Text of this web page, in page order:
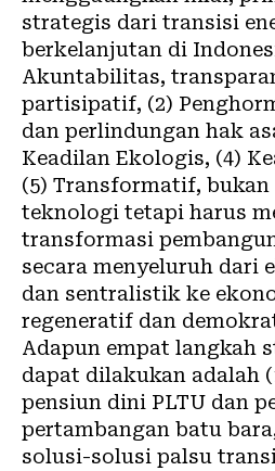
strategis dari transisi
berkelanjutan di
Akuntabilitas,
partisipatif, (2)
dan perlindungan hak
Keadilan Ekologis, (4)
(5) Transformatif,
teknologi tetapi harus
transformasi
secara menyeluruh dari
dan sentralistik ke
regeneratif dan
Adapun empat langkah
dapat dilakukan adalah
pensiun dini PLTU dan
pertambangan batu
solusi-solusi palsu